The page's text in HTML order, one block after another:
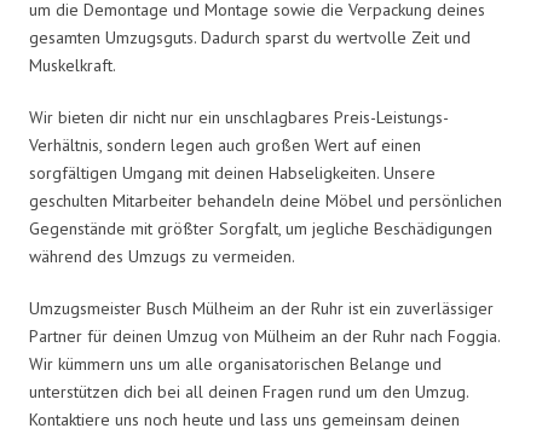
um die Demontage und Montage sowie die Verpackung deines
gesamten Umzugsguts. Dadurch sparst du wertvolle Zeit und
Muskelkraft.
Wir bieten dir nicht nur ein unschlagbares Preis-Leistungs-
Verhältnis, sondern legen auch großen Wert auf einen
sorgfältigen Umgang mit deinen Habseligkeiten. Unsere
geschulten Mitarbeiter behandeln deine Möbel und persönlichen
Gegenstände mit größter Sorgfalt, um jegliche Beschädigungen
während des Umzugs zu vermeiden.
Umzugsmeister Busch Mülheim an der Ruhr ist ein zuverlässiger
Partner für deinen Umzug von Mülheim an der Ruhr nach Foggia.
Wir kümmern uns um alle organisatorischen Belange und
unterstützen dich bei all deinen Fragen rund um den Umzug.
Kontaktiere uns noch heute und lass uns gemeinsam deinen